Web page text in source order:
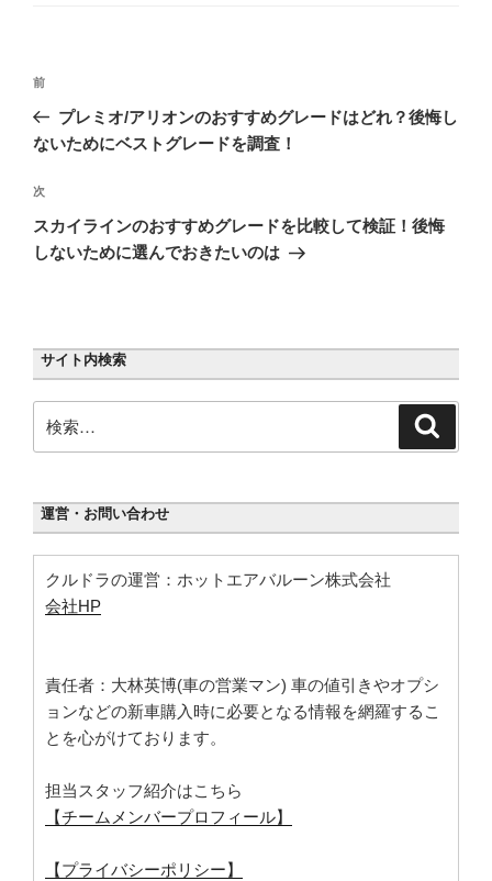
投
ナ
ゲ
ー
シ
前
の
投
前
プレミオ/アリオンのおすすめグレードはどれ？後悔し
ないためにベストグレードを調査！
次
の
投
次
スカイラインのおすすめグレードを比較して検証！後悔
しないために選んでおきたいのは
サイト内検索
索:
運営・お問い合わせ
クルドラの運営：ホットエアバルーン株式会社
会社HP
責任者：大林英博(車の営業マン) 車の値引きやオプシ
ョンなどの新車購入時に必要となる情報を網羅するこ
とを心がけております。
担当スタッフ紹介はこちら
【チームメンバープロフィール】
【プライバシーポリシー】